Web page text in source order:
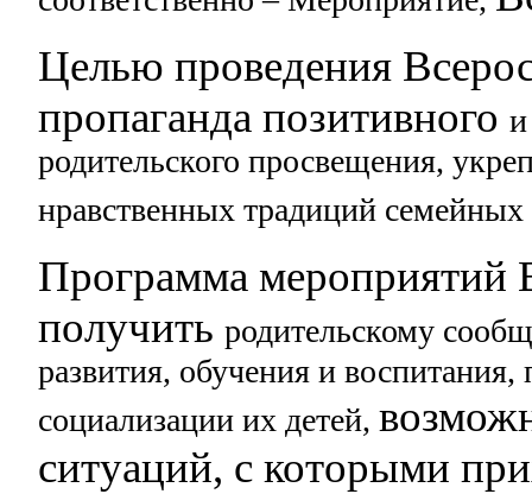
Целью проведения
пропаганда позитивногои
родительского просвещения,
нравственных традиций семейных
Программа мероприятий
получитьродительскому
развития, обученияи воспитания,
социализации их детей,
ситуаций, с которыми